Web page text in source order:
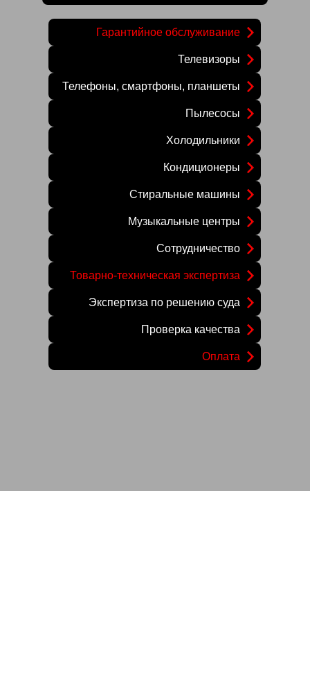
Гарантийное обслуживание
Телевизоры
Телефоны, смартфоны, планшеты
Пылесосы
Холодильники
Кондиционеры
Стиральные машины
Музыкальные центры
Сотрудничество
Товарно-техническая экспертиза
Экспертиза по решению суда
Проверка качества
Оплата